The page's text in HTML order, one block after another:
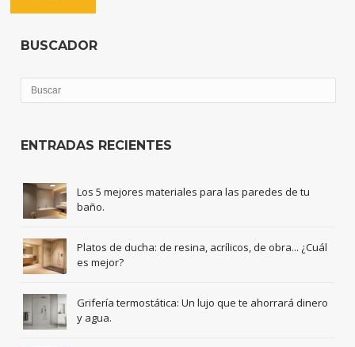
BUSCADOR
ENTRADAS RECIENTES
Los 5 mejores materiales para las paredes de tu
baño.
Platos de ducha: de resina, acrílicos, de obra... ¿Cuál
es mejor?
Grifería termostática: Un lujo que te ahorrará dinero
y agua.